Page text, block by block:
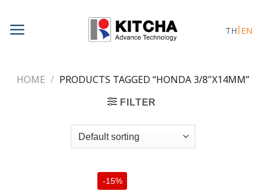
content
TH EN
HOME / PRODUCTS TAGGED “HONDA 3/8"X14MM”
FILTER
-15%